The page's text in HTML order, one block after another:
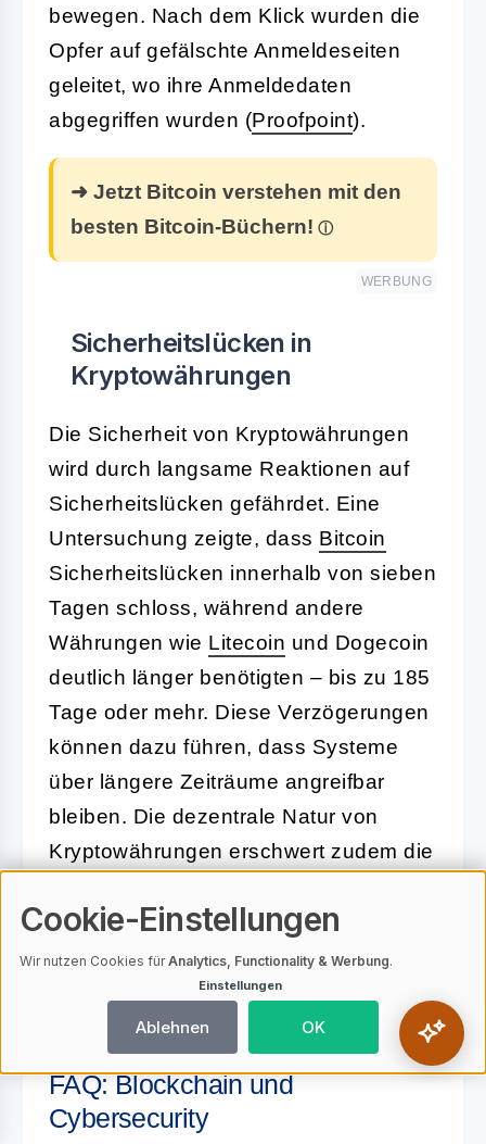
bewegen. Nach dem Klick wurden die
Opfer auf gefälschte Anmeldeseiten
geleitet, wo ihre Anmeldedaten
abgegriffen wurden (Proofpoint).
➜ Jetzt Bitcoin verstehen mit den
besten Bitcoin-Büchern!
WERBUNG
Sicherheitslücken in
Kryptowährungen
Die Sicherheit von Kryptowährungen
wird durch langsame Reaktionen auf
Sicherheitslücken gefährdet. Eine
Untersuchung zeigte, dass Bitcoin
Sicherheitslücken innerhalb von sieben
Tagen schloss, während andere
Währungen wie Litecoin und Dogecoin
deutlich länger benötigten – bis zu 185
Tage oder mehr. Diese Verzögerungen
können dazu führen, dass Systeme
über längere Zeiträume angreifbar
bleiben. Die dezentrale Natur von
Kryptowährungen erschwert zudem die
Sicherheitsproblemen, da oft unklar ist,
wer für die Wartung verantwortlich ist
Ruhr-Universität Bochum
FAQ: Blockchain und
Cybersecurity
Cookie-Einstellungen
Wir nutzen Cookies fürAnalytics, Functionality & Werbung.
Einstellungen
Ablehnen OK